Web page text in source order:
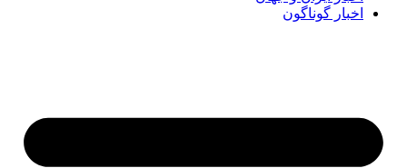
اخبار گوناگون